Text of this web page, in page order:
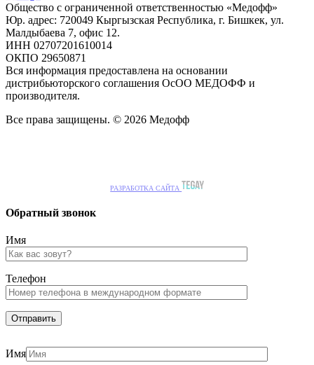
Общество с ограниченной ответственностью «Медофф»
Юр. адрес: 720049 Кыргызская Республика, г. Бишкек, ул.
Малдыбаева 7, офис 12.
ИНН 02707201610014
ОКПО 29650871
Вся информация предоставлена на основании
дистрибьюторского соглашения ОсОО МЕДОФФ и
производителя.
Все права защищены. © 2026 Медофф
РАЗРАБОТКА САЙТА
Обратный звонок
Имя
Телефон
Имя